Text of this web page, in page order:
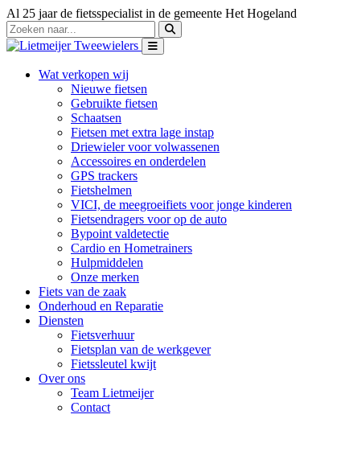
Al 25 jaar de fietsspecialist in de gemeente Het Hogeland
Wat verkopen wij
Nieuwe fietsen
Gebruikte fietsen
Schaatsen
Fietsen met extra lage instap
Driewieler voor volwassenen
Accessoires en onderdelen
GPS trackers
Fietshelmen
VICI, de meegroeifiets voor jonge kinderen
Fietsendragers voor op de auto
Bypoint valdetectie
Cardio en Hometrainers
Hulpmiddelen
Onze merken
Fiets van de zaak
Onderhoud en Reparatie
Diensten
Fietsverhuur
Fietsplan van de werkgever
Fietssleutel kwijt
Over ons
Team Lietmeijer
Contact